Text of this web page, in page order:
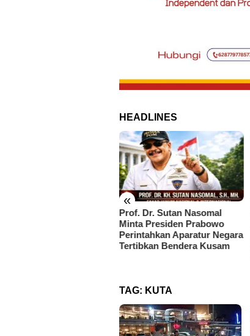
HEADLINES
«
Prof. Dr. Sutan Nasomal
Minta Presiden Prabowo
Perintahkan Kapolri
Berbenah, Soroti Dugaan
TAG: KUTA